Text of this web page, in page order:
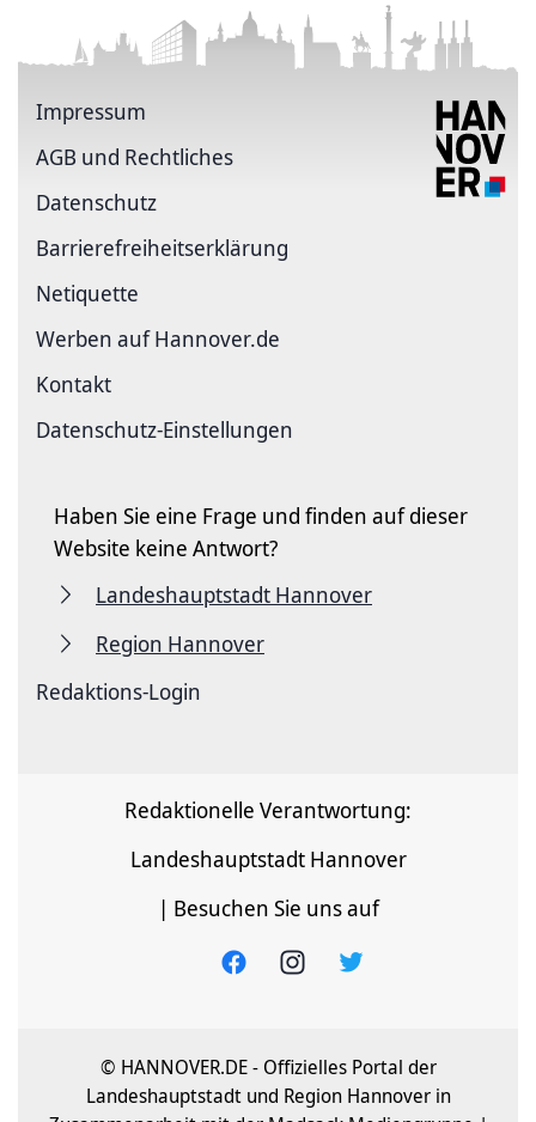
Impressum
AGB und Rechtliches
Datenschutz
Barriere­freiheits­erklärung
Netiquette
Werben auf Hannover.de
Kontakt
Datenschutz-Einstellungen
Haben Sie eine Frage und finden auf dieser
Website keine Antwort?
Landeshauptstadt Hannover
Region Hannover
Redaktions-Login
Redaktionelle Verantwortung:
Landeshauptstadt Hannover
| Besuchen Sie uns auf
© HANNOVER.DE - Offizielles Portal der
Landeshauptstadt und Region Hannover in